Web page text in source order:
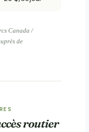
Canada /
de
routier